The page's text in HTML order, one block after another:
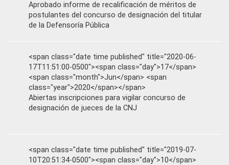
Aprobado informe de recalificación de méritos de
postulantes del concurso de designación del titular
de la Defensoría Pública
<span class="date time published" title="2020-06-
17T11:51:00-0500"><span class="day">17</span>
<span class="month">Jun</span> <span
class="year">2020</span></span>
Abiertas inscripciones para vigilar concurso de
designación de jueces de la CNJ
<span class="date time published" title="2019-07-
10T20:51:34-0500"><span class="day">10</span>